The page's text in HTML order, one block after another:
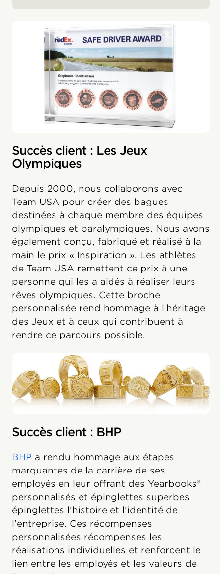
Succès client : Les Jeux
Olympiques
Depuis 2000, nous collaborons avec
Team USA pour créer des bagues
destinées à chaque membre des équipes
olympiques et paralympiques. Nous avons
également conçu, fabriqué et réalisé à la
main le prix « Inspiration ». Les athlètes
de Team USA remettent ce prix à une
personne qui les a aidés à réaliser leurs
rêves olympiques. Cette broche
personnalisée rend hommage à l'héritage
des Jeux et à ceux qui contribuent à
rendre ce parcours possible.
Succès client : BHP
BHP a rendu hommage aux étapes
marquantes de la carrière de ses
employés en leur offrant des Yearbooks®
personnalisés et épinglettes superbes
épinglettes l'histoire et l'identité de
l'entreprise. Ces récompenses
personnalisées récompenses les
réalisations individuelles et renforcent le
lien entre les employés et les valeurs de